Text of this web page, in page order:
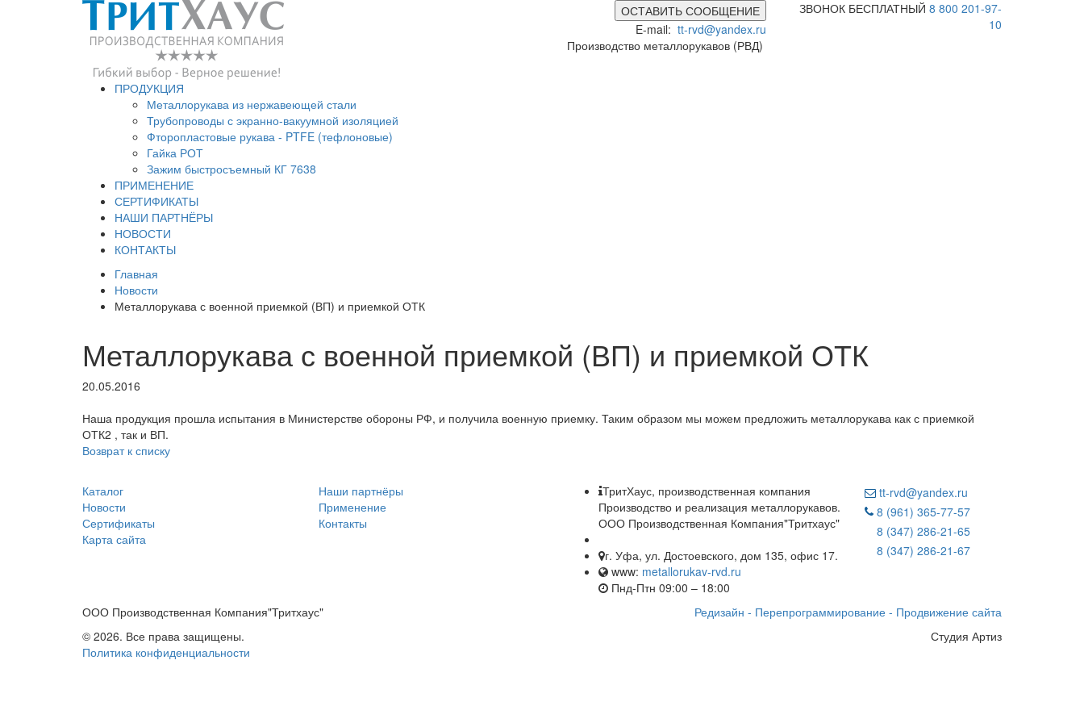
ОСТАВИТЬ СООБЩЕНИЕ
E-mail: tt-rvd@yandex.ru
Производство металлорукавов (РВД)
ЗВОНОК БЕСПЛАТНЫЙ 8 800 201-97-
10
ПРОДУКЦИЯ
Металлорукава из нержавеющей стали
Трубопроводы с экранно-вакуумной изоляцией
Фторопластовые рукава - PTFE (тефлоновые)
Гайка РОТ
Зажим быстросъемный КГ 7638
ПРИМЕНЕНИЕ
СЕРТИФИКАТЫ
НАШИ ПАРТНЁРЫ
НОВОСТИ
КОНТАКТЫ
Главная
Новости
Металлорукава с военной приемкой (ВП) и приемкой ОТК
Металлорукава с военной приемкой (ВП) и приемкой ОТК
20.05.2016
Наша продукция прошла испытания в Министерстве обороны РФ, и получила военную приемку. Таким образом мы можем предложить металлорукава как с приемкой
ОТК2 , так и ВП.
Возврат к списку
Каталог
Наши партнёры
Новости
Применение
Сертификаты
Контакты
Карта сайта
ТритХаус, производственная компания
Производство и реализация металлорукавов.
ООО Производственная Компания"Тритхаус"
г. Уфа, ул. Достоевского, дом 135, офис 17.
www: metallorukav-rvd.ru
Пнд-Птн 09:00 – 18:00
tt-rvd@yandex.ru
8 (961) 365-77-57
8 (347) 286-21-65
8 (347) 286-21-67
ООО Производственная Компания"Тритхаус"
© 2026. Все права защищены.
Политика конфиденциальности
Редизайн - Перепрограммирование - Продвижение сайта
Студия Артиз